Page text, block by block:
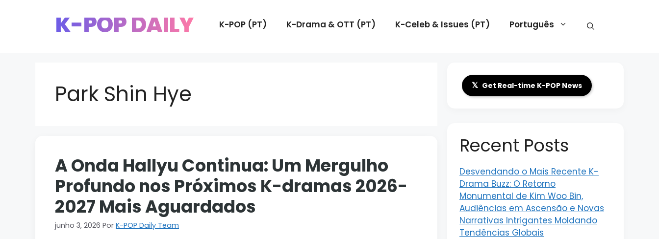
K-POP DAILY K-POP (PT) K-Drama & OTT (PT) K-Celeb & Issues (PT) Português
Park Shin Hye
A Onda Hallyu Continua: Um Mergulho
Profundo nos Próximos K-dramas 2026-
2027 Mais Aguardados
junho 3, 2026 Por K-POP Daily Team
𝕏 Get Real-time K-POP News
Recent Posts
Desvendando o Mais Recente K-
Drama Buzz: O Retorno
Monumental de Kim Woo Bin,
Audiências em Ascensão e Novas
Narrativas Intrigantes Moldando
Tendências Globais